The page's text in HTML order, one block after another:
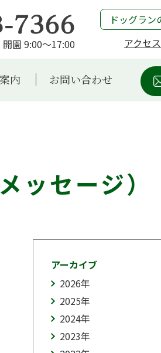
園 9:00～17:00
ドッグラン
アクセス
内 お問い合わせ
ッセージ）
アーカイブ
2026年
2025年
2024年
2023年